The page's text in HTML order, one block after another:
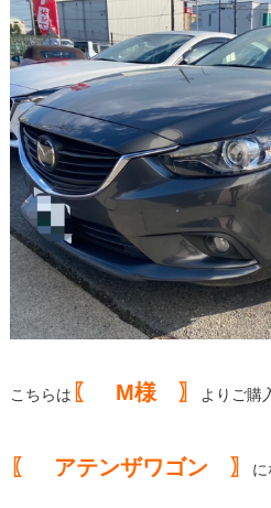
こちらは 〖 M様 〗 よりご購
〖 アテンザワゴン 〗